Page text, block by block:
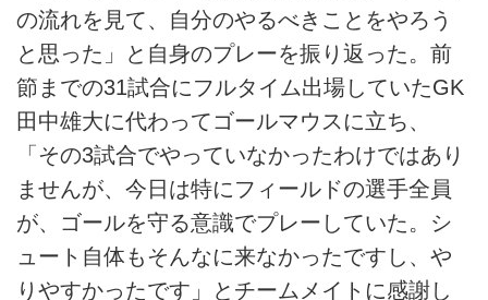
の流れを見て、自分のやるべきことをやろう
と思った」と自身のプレーを振り返った。前
節までの31試合にフルタイム出場していたGK
田中雄大に代わってゴールマウスに立ち、
「その3試合でやっていなかったわけではあり
ませんが、今日は特にフィールドの選手全員
が、ゴールを守る意識でプレーしていた。シ
ュート自体もそんなに来なかったですし、や
りやすかったです」とチームメイトに感謝し